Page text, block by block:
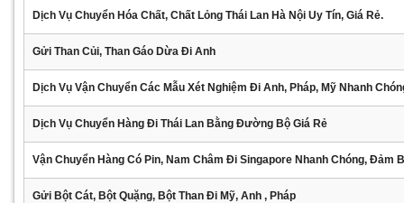
Dịch Vụ Chuyển Hóa Chất, Chất Lỏng Thái Lan Hà Nội Uy Tín, Giá Rẻ.
Gửi Than Củi, Than Gáo Dừa Đi Anh
Dịch Vụ Vận Chuyển Các Mẫu Xét Nghiệm Đi Anh, Pháp, Mỹ Nhanh
Dịch Vụ Chuyển Hàng Đi Thái Lan Bằng Đường Bộ Giá Rẻ
Vận Chuyển Hàng Có Pin, Nam Châm Đi Singapore Nhanh Chóng, Đảm
Gửi Bột Cát, Bột Quặng, Bột Than Đi Mỹ, Anh , Pháp